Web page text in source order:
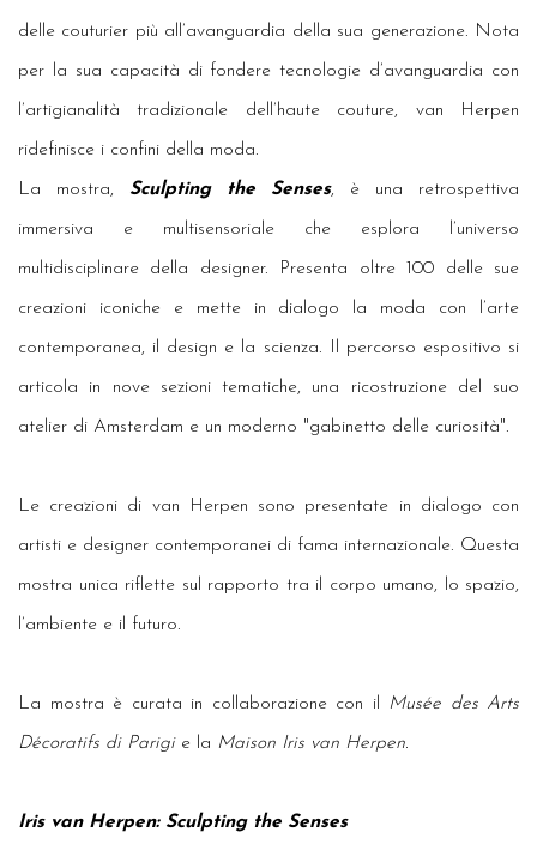
delle couturier più all’avanguardia della sua generazione. Nota
per la sua capacità di fondere tecnologie d’avanguardia con
l’artigianalità tradizionale dell’haute couture, van Herpen
ridefinisce i confini della moda.
La mostra, Sculpting the Senses, è una retrospettiva
immersiva e multisensoriale che esplora l’universo
multidisciplinare della designer. Presenta oltre 100 delle sue
creazioni iconiche e mette in dialogo la moda con l’arte
contemporanea, il design e la scienza. Il percorso espositivo si
articola in nove sezioni tematiche, una ricostruzione del suo
atelier di Amsterdam e un moderno "gabinetto delle curiosità".
Le creazioni di van Herpen sono presentate in dialogo con
artisti e designer contemporanei di fama internazionale. Questa
mostra unica riflette sul rapporto tra il corpo umano, lo spazio,
l’ambiente e il futuro.
La mostra è curata in collaborazione con il Musée des Arts
Décoratifs di Parigie la Maison Iris van Herpen.
Iris van Herpen: Sculpting the Senses